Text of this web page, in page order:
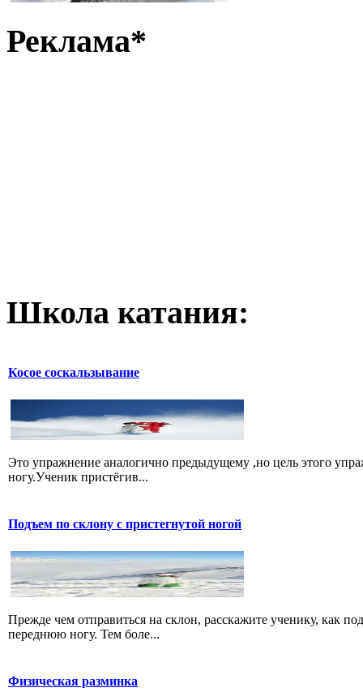
Реклама*
Школа катания:
Косое соскальзывание
Это упражнение аналогично предыдущему ,но цель этого
ногу.Ученик пристёгив...
Подъем по склону с пристегнутой ногой
Прежде чем отправиться на склон, расскажите ученику, как
переднюю ногу. Тем боле...
Физическая разминка